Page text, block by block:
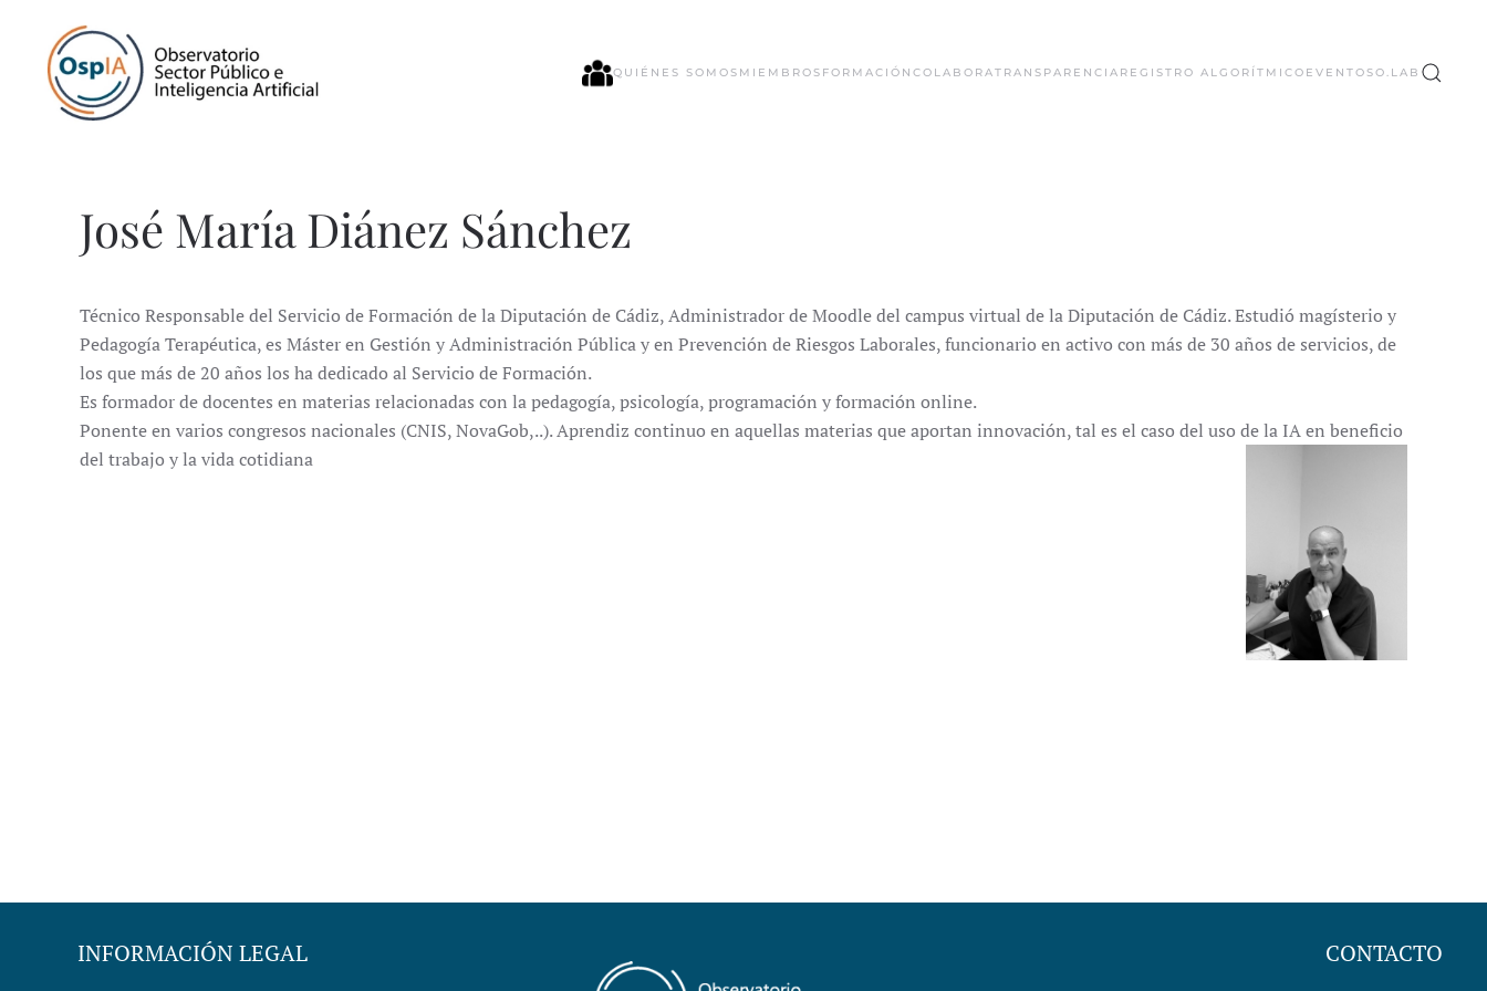
QUIÉNES SOMOS MIEMBROS FORMACIÓN COLABORATRANSPARENCIA REGISTRO ALGORÍTMICO EVENTOSO.LAB
José María Diánez Sánchez
Técnico Responsable del Servicio de Formación de la Diputación de Cádiz, Administrador de Moodle del campus virtual de la Diputación de Cádiz. Estudió magísterio y
Pedagogía Terapéutica, es Máster en Gestión y Administración Pública y en Prevención de Riesgos Laborales, funcionario en activo con más de 30 años de servicios, de
los que más de 20 años los ha dedicado al Servicio de Formación.
Es formador de docentes en materias relacionadas con la pedagogía, psicología, programación y formación online.
Ponente en varios congresos nacionales (CNIS, NovaGob,..). Aprendiz continuo en aquellas materias que aportan innovación, tal es el caso del uso de la IA en beneficio
del trabajo y la vida cotidiana
INFORMACIÓN LEGAL CONTACTO